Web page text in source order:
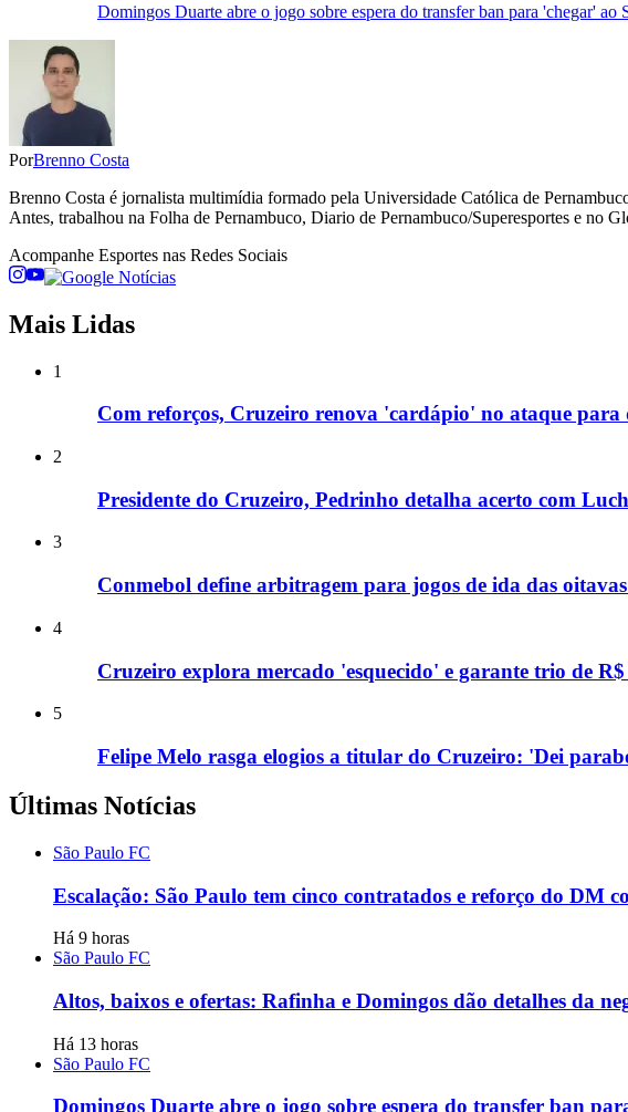
Domingos Duarte abre o jogo sobre espera do transfer ban para 'chegar' ao
PorBrenno Costa
Brenno Costa é jornalista multimídia formado pela Universidade Católica de
Antes, trabalhou na Folha de Pernambuco, Diario de Pernambuco/Superesportes e no
Acompanhe Esportes nas Redes Sociais
Mais Lidas
1
Com reforços, Cruzeiro renova 'cardápio' no ataque para
2
Presidente do Cruzeiro, Pedrinho detalha acerto com
3
Conmebol define arbitragem para jogos de ida das
4
Cruzeiro explora mercado 'esquecido' e garante trio de
5
Felipe Melo rasga elogios a titular do Cruzeiro: 'Dei
Últimas Notícias
São Paulo FC
Escalação: São Paulo tem cinco contratados e reforço do DM
Há 9 horas
São Paulo FC
Altos, baixos e ofertas: Rafinha e Domingos dão detalhes da
Há 13 horas
São Paulo FC
Domingos Duarte abre o jogo sobre espera do transfer ban